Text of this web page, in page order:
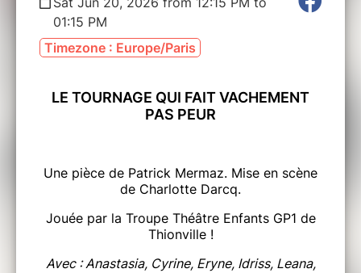
01:15 PM
Timezone : Europe/Paris
LE TOURNAGE QUI FAIT VACHEMENT
PAS PEUR
Une pièce de Patrick Mermaz. Mise en scène
de Charlotte Darcq.
Jouée par la Troupe Théâtre Enfants GP1 de
Thionville !
Avec : Anastasia, Cyrine, Eryne, Idriss, Leana,